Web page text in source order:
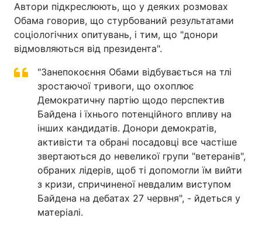
Автори підкреслюють, що у деяких розмовах
Обама говорив, що стурбований результатами
соціологічних опитувань, і тим, що "донори
відмовляються від президента".
"Занепокоєння Обами відбувається на тлі
зростаючої тривоги, що охоплює
Демократичну партію щодо перспектив
Байдена і їхнього потенційного впливу на
інших кандидатів. Донори демократів,
активісти та обрані посадовці все частіше
звертаються до невеликої групи "ветеранів",
обраних лідерів, щоб ті допомогли їм вийти
з кризи, спричиненої невдалим виступом
Байдена на дебатах 27 червня", - йдеться у
матеріалі.